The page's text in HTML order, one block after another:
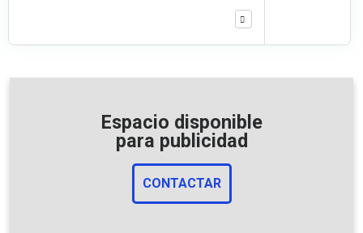
Espacio disponible
para publicidad
CONTACTAR